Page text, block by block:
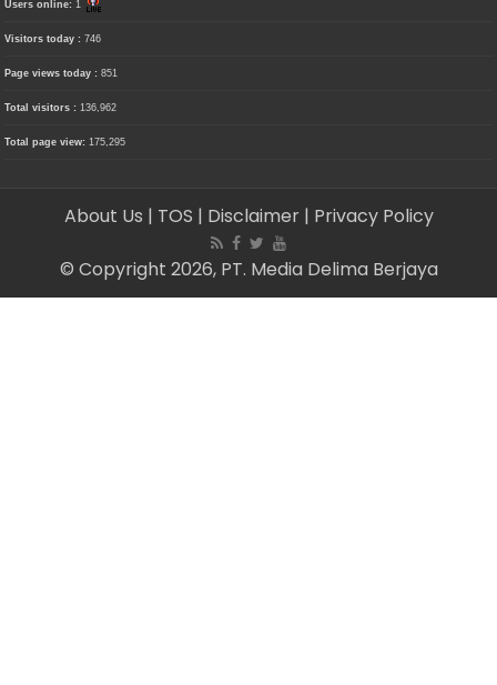
Users online: 1
Visitors today :746
Page views today :851
Total visitors : 136,962
Total page view: 175,295
About Us | TOS | Disclaimer | Privacy Policy
© Copyright 2026, PT. Media Delima Berjaya